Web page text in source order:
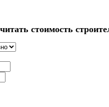
стоимость